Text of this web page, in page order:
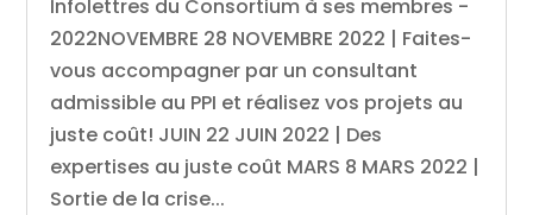
Infolettres du Consortium à ses membres -
2022NOVEMBRE 28 NOVEMBRE 2022 | Faites-
vous accompagner par un consultant
admissible au PPI et réalisez vos projets au
juste coût! JUIN 22 JUIN 2022 | Des
expertises au juste coût MARS 8 MARS 2022 |
Sortie de la crise...